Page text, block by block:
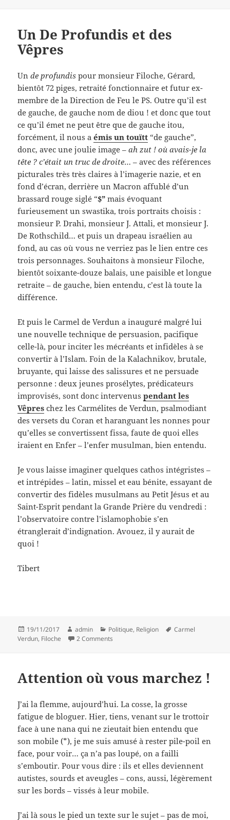
Un De Profundis et des
Vêpres
Unde profundis pour monsieur Filoche, Gérard,
bientôt 72 piges, retraité fonctionnaire et futur ex-
membre de la Direction de Feu le PS. Outre qu’il est
de gauche, de gauche nom de diou ! et donc que tout
ce qu’il émet ne peut être que de gauche itou,
forcément, il nous aémis un touïtt “de gauche”,
donc, avec une joulie image –ah zut ! où avais-je la
tête ? c’était un truc de droite… – avec des références
picturales très très claires à l’imagerie nazie, et en
fond d’écran, derrière un Macron affublé d’un
brassard rouge siglé “$” mais évoquant
furieusement un swastika, trois portraits choisis :
monsieur P. Drahi, monsieur J. Attali, et monsieur J.
De Rothschild… et puis un drapeau israélien au
fond, au cas où vous ne verriez pas le lien entre ces
trois personnages. Souhaitons à monsieur Filoche,
bientôt soixante-douze balais, une paisible et longue
retraite – de gauche, bien entendu, c’est là toute la
différence.
Et puis le Carmel de Verdun a inauguré malgré lui
une nouvelle technique de persuasion, pacifique
celle-là, pour inciter les mécréants et infidèles à se
convertir à l’Islam. Foin de la Kalachnikov, brutale,
bruyante, qui laisse des salissures et ne persuade
personne : deux jeunes prosélytes, prédicateurs
improvisés, sont donc intervenuspendant les
Vêpres chez les Carmélites de Verdun, psalmodiant
des versets du Coran et haranguant les nonnes pour
qu’elles se convertissent fissa, faute de quoi elles
iraient en Enfer – l’enfer musulman, bien entendu.
Je vous laisse imaginer quelques cathos intégristes –
et intrépides – latin, missel et eau bénite, essayant de
convertir des fidèles musulmans au Petit Jésus et au
Saint-Esprit pendant la Grande Prière du vendredi :
l’observatoire contre l’islamophobie s’en
étranglerait d’indignation. Avouez, il y aurait de
quoi !
Tibert
Posted
on
19/11/2017 Author
admin Categories
Politique, Religion Tags
Carmel
Verdun, Filoche 2 Comments
Attention où vous marchez !
J’ai la flemme, aujourd’hui. La cosse, la grosse
fatigue de bloguer. Hier, tiens, venant sur le trottoir
face à une nana qui ne zieutait bien entendu que
son mobile (*), je me suis amusé à rester pile-poil en
face, pour voir… ça n’a pas loupé, on a failli
s’emboutir. Pour vous dire : ils et elles deviennent
autistes, sourds et aveugles – cons, aussi, légèrement
sur les bords – vissés à leur mobile.
J’ai là sous le pied un texte sur le sujet – pas de moi,